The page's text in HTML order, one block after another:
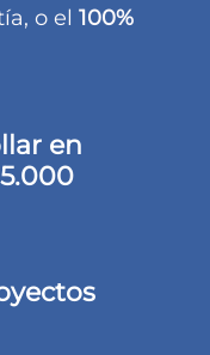
o el 100%
en